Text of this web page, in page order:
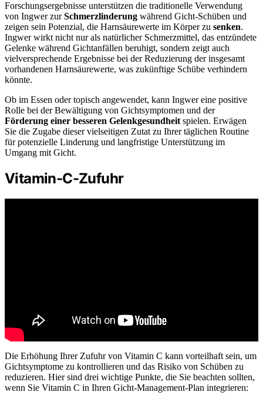
Forschungsergebnisse unterstützen die traditionelle Verwendung
von Ingwer zurSchmerzlinderung während Gicht-Schüben und
zeigen sein Potenzial, die Harnsäurewerte im Körper zu senken.
Ingwer wirkt nicht nur als natürlicher Schmerzmittel, das entzündete
Gelenke während Gichtanfällen beruhigt, sondern zeigt auch
vielversprechende Ergebnisse bei der Reduzierung der insgesamt
vorhandenen Harnsäurewerte, was zukünftige Schübe verhindern
könnte.
Ob im Essen oder topisch angewendet, kann Ingwer eine positive
Rolle bei der Bewältigung von Gichtsymptomen und der
Förderung einer besseren Gelenkgesundheit spielen. Erwägen
Sie die Zugabe dieser vielseitigen Zutat zu Ihrer täglichen Routine
für potenzielle Linderung und langfristige Unterstützung im
Umgang mit Gicht.
Vitamin-C-Zufuhr
Die Erhöhung Ihrer Zufuhr von Vitamin C kann vorteilhaft sein, um
Gichtsymptome zu kontrollieren und das Risiko von Schüben zu
reduzieren. Hier sind drei wichtige Punkte, die Sie beachten sollten,
wenn Sie Vitamin C in Ihren Gicht-Management-Plan integrieren: